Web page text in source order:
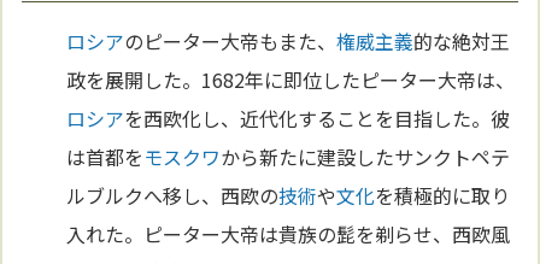
ロシアのピーター大帝もまた、権威主義的な絶対王
政を展開した。1682年に即位したピーター大帝は、
ロシアを西欧化し、近代化することを目指した。彼
は首都をモスクワから新たに建設したサンクトペテ
ルブルクへ移し、西欧の技術や文化を積極的に取り
入れた。ピーター大帝は貴族の髭を剃らせ、西欧風